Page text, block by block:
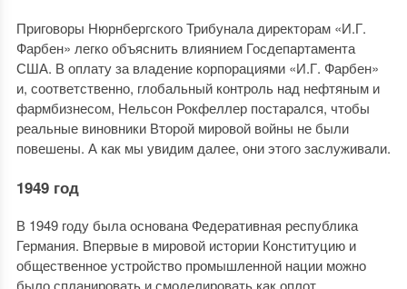
Приговоры Нюрнбергского Трибунала директорам «И.Г.
Фарбен» легко объяснить влиянием Госдепартамента
США. В оплату за владение корпорациями «И.Г. Фарбен»
и, соответственно, глобальный контроль над нефтяным и
фармбизнесом, Нельсон Рокфеллер постарался, чтобы
реальные виновники Второй мировой войны не были
повешены. А как мы увидим далее, они этого заслуживали.
1949 год
В 1949 году была основана Федеративная республика
Германия. Впервые в мировой истории Конституцию и
общественное устройство промышленной нации можно
было спланировать и смоделировать как оплот